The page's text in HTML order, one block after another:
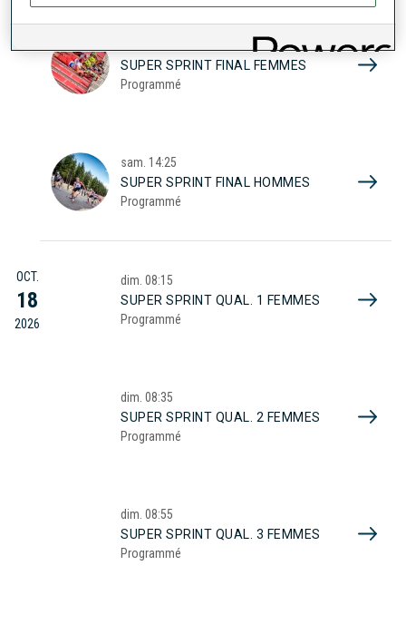
SUPER SPRINT FINAL FEMMES
Programmé
sam. 14:25
SUPER SPRINT FINAL HOMMES
Programmé
OCT.
18
2026
dim. 08:15
SUPER SPRINT QUAL. 1 FEMMES
Programmé
dim. 08:35
SUPER SPRINT QUAL. 2 FEMMES
Programmé
dim. 08:55
SUPER SPRINT QUAL. 3 FEMMES
Programmé